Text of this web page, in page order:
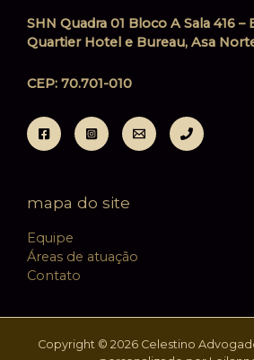
SHN Quadra 01 Bloco A Sala 416 –
Quartier Hotel e Bureau, Asa
CEP: 70.701-010
mapa do site
Equipe
Áreas de atuação
Contato
Copyright © 2026 Celestino